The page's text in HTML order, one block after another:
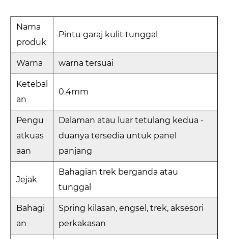
Nama
produk
Pintu garaj kulit tunggal
Warna warna tersuai
Ketebal
an
0.4mm
Pengu
atkuas
aan
Dalaman atau luar tetulang kedua -
duanya tersedia untuk panel
panjang
Jejak
Bahagian trek berganda atau
tunggal
Bahagi
an
Spring kilasan, engsel, trek, aksesori
perkakasan